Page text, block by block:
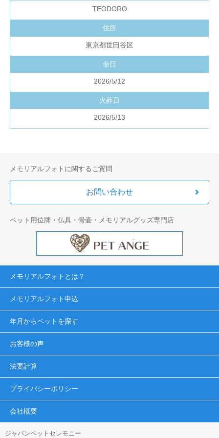
TEODORO
住所
東京都世田谷区
命日
2026/5/12
火葬日
2026/5/13
メモリアルフォトに関するご質問
お問い合わせ
ペット用位牌・仏具・骨壷・メモリアルグッズ専門店
メモリアルフォトとは？
メモリアルフォト申込
年月からペットを探す
お客様の声
法要計算
プライバシーポリシー
会社概要
ジャパンペットセレモニー